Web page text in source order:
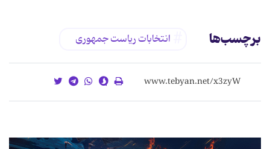
برچسب‌ها انتخابات ریاست جمهوری